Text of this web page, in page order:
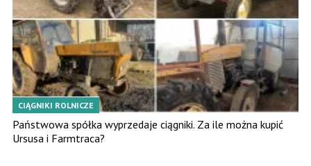
CIĄGNIKI ROLNICZE
Państwowa spółka wyprzedaje ciągniki. Za ile można kupić
Ursusa i Farmtraca?